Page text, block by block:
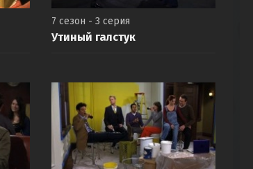
7 сезон - 3 серия
Утиный галстук